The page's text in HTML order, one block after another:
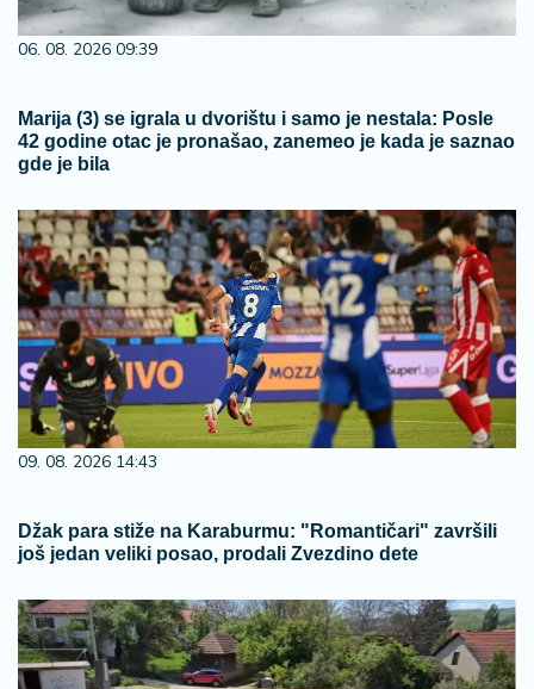
06. 08. 2026 09:39
Marija (3) se igrala u dvorištu i samo je nestala: Posle
42 godine otac je pronašao, zanemeo je kada je saznao
gde je bila
09. 08. 2026 14:43
Džak para stiže na Karaburmu: "Romantičari" završili
još jedan veliki posao, prodali Zvezdino dete